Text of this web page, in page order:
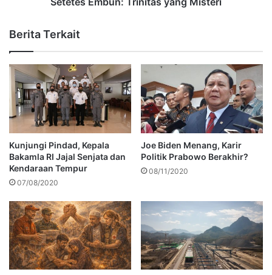
Berita Terkait
Kunjungi Pindad, Kepala
Bakamla RI Jajal Senjata dan
Kendaraan Tempur
07/08/2020
Joe Biden Menang, Karir
Politik Prabowo Berakhir?
08/11/2020